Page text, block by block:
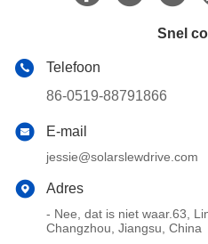
Snel
Telefoon
86-0519-88791866
E-mail
jessie@solarslewdrive.com
Adres
- Nee, dat is niet waar.63,
Changzhou, Jiangsu, China